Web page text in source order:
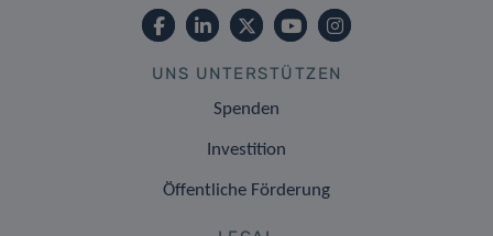
UNS UNTERSTÜTZEN
Spenden
Investition
Öffentliche Förderung